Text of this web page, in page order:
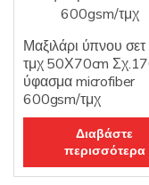
Μαξιλάρι ύπνου
τμχ 50Χ70cm
ύφασμα microfiber
600gsm/τμχ
Διαβάστε
περισσότερα